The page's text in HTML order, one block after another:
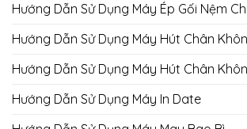
Hướng Dẫn Sử Dụng Máy Ép Gối Nệm
Hướng Dẫn Sử Dụng Máy Hút Chân
Hướng Dẫn Sử Dụng Máy Hút Chân
Hướng Dẫn Sử Dụng Máy In Date